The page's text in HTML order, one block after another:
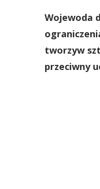
Wojewoda
tworzyw
przeciwny